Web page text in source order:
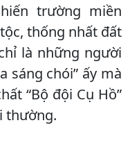
trường miền
thống nhất đất
là những người
sáng chói” ấy mà
“Bộ đội Cụ Hồ”
thường.